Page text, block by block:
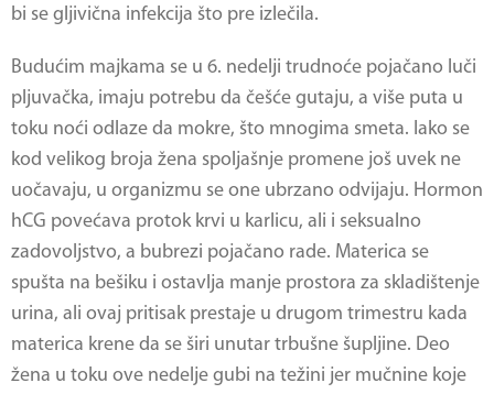
bi se gljivična infekcija što pre izlečila.
Budućim majkama se u 6. nedelji trudnoće pojačano luči
pljuvačka, imaju potrebu da češće gutaju, a više puta u
toku noći odlaze da mokre, što mnogima smeta. Iako se
kod velikog broja žena spoljašnje promene još uvek ne
uočavaju, u organizmu se one ubrzano odvijaju. Hormon
hCG povećava protok krvi u karlicu, ali i seksualno
zadovoljstvo, a bubrezi pojačano rade. Materica se
spušta na bešiku i ostavlja manje prostora za skladištenje
urina, ali ovaj pritisak prestaje u drugom trimestru kada
materica krene da se širi unutar trbušne šupljine. Deo
žena u toku ove nedelje gubi na težini jer mučnine koje